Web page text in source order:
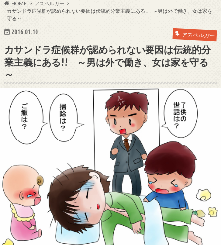
HOME
アスペルガー
カサンドラ症候群が認められない要因は伝統的分業主義にある!! ～男は外で働き、女は家を
守る～
2016.01.10 アスペルガー
カサンドラ症候群が認められない要因は伝統的分
業主義にある!! ～男は外で働き、女は家を守る
～